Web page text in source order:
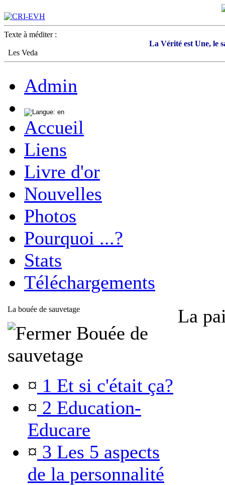
Texte à méditer :
La Vérité est Une, le
Les Veda
Admin
Accueil
Liens
Livre d'or
Nouvelles
Photos
Pourquoi ...?
Stats
Téléchargements
La bouée de sauvetage
Bouée de
sauvetage
¤ 1 Et si c'était ça?
¤ 2 Education-
Educare
¤ 3 Les 5 aspects
de la personnalité
La